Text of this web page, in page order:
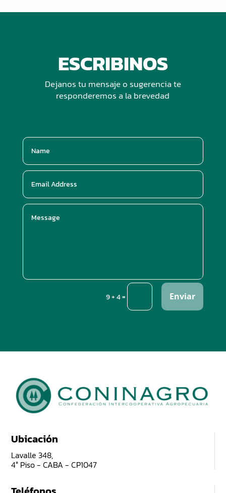
ESCRIBINOS
Dejanos tu mensaje o sugerencia te
responderemos a la brevedad
9 + 4= Enviar
Ubicación
Lavalle 348,
4° Piso - CABA - CP1047